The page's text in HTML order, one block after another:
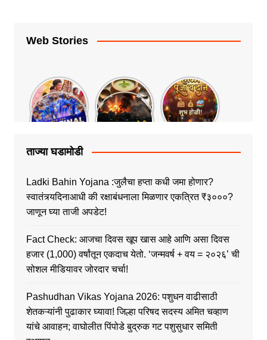
Web Stories
ताज्या घडामोडी
Ladki Bahin Yojana :जुलैचा हप्ता कधी जमा होणार?
स्वातंत्र्यदिनाआधी की रक्षाबंधनाला मिळणार एकत्रित ₹३०००?
जाणून घ्या ताजी अपडेट!
Fact Check: आजचा दिवस खूप खास आहे आणि असा दिवस
हजार (1,000) वर्षांतून एकदाच येतो. ‘जन्मवर्ष + वय = २०२६’ ची
सोशल मीडियावर जोरदार चर्चा!
Pashudhan Vikas Yojana 2026: पशुधन वाढीसाठी
शेतकऱ्यांनी पुढाकार घ्यावा! जिल्हा परिषद सदस्य अमित चव्हाण
यांचे आवाहन; वाघोलीत पिंपोडे बुद्रुक गट पशुसुधार समिती